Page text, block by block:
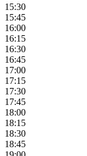
15:30
15:45
16:00
16:15
16:30
16:45
17:00
17:15
17:30
17:45
18:00
18:15
18:30
18:45